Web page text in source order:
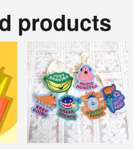
products